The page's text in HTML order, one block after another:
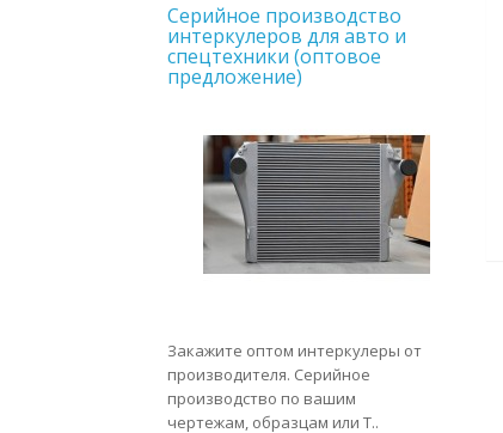
Серийное производство
интеркулеров для авто и
спецтехники (оптовое
предложение)
Закажите оптом интеркулеры от
производителя. Серийное
производство по вашим
чертежам, образцам или Т..